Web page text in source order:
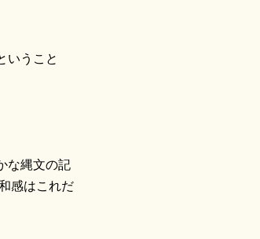
いうこと
な縄文の記
感はこれだ